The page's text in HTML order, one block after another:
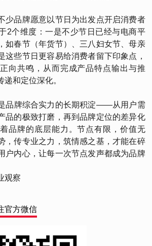
少品牌愿意以节日为出发点开启消费者
2个维度：一是不少节日已经与电商平
如春节（年货节）、三八妇女节、母亲
这些节日更容易给消费者留下印象点，
向共鸣，从而完成产品特点输出与推
递和定位深化。
品牌综合实力的长期积淀——从用户需
品的极致打磨，再到品牌定位的差异化
品牌的底层能力。节点有限，价值无
，传专业之力，筑情感之基，才能在碎
户内心，让每一次节点发声都成为品牌
观察
官方微信